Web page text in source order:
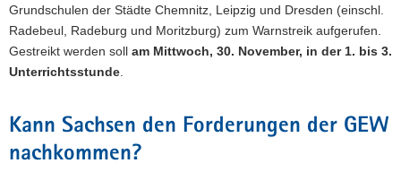
Grundschulen der Städte Chemnitz, Leipzig und Dresden (einschl.
Radebeul, Radeburg und Moritzburg) zum Warnstreik aufgerufen.
Gestreikt werden soll am Mittwoch, 30. November, in der 1. bis 3.
Unterrichtsstunde
Kann Sachsen den Forderungen der GEW
nachkommen?